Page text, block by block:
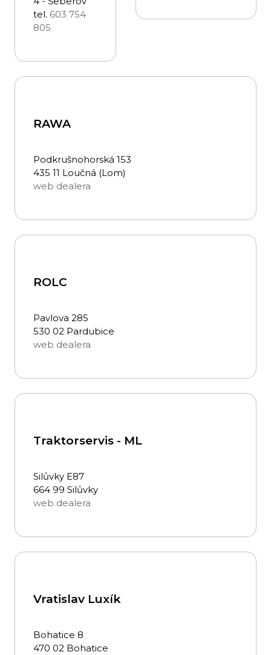
tel. 603 754
805
RAWA
Podkrušnohorská 153
435 11 Loučná (Lom)
web dealera
ROLC
Pavlova 285
530 02 Pardubice
web dealera
Traktorservis - ML
Silůvky E87
664 99 Silůvky
web dealera
Vratislav Luxík
Bohatice 8
470 02 Bohatice